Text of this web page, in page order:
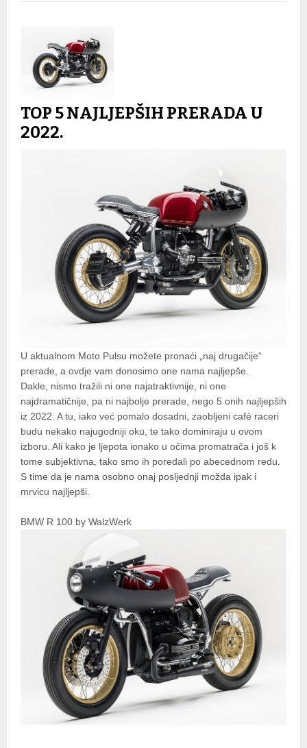
TOP 5 NAJLJEPŠIH PRERADA U
2022.
U aktualnom Moto Pulsu možete pronaći „naj drugačije“
prerade, a ovdje vam donosimo one nama najljepše.
Dakle, nismo tražili ni one najatraktivnije, ni one
najdramatičnije, pa ni najbolje prerade, nego 5 onih najljepših
iz 2022. A tu, iako već pomalo dosadni, zaobljeni café raceri
budu nekako najugodniji oku, te tako dominiraju u ovom
izboru. Ali kako je ljepota ionako u očima promatrača i još k
tome subjektivna, tako smo ih poredali po abecednom redu.
S time da je nama osobno onaj posljednji možda ipak i
mrvicu najljepši.
BMW R 100 by WalzWerk